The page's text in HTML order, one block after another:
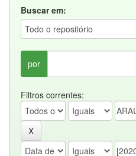
Buscar em:
por
Filtros correntes: